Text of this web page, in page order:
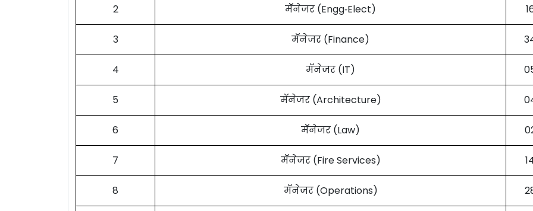
2 मॅनेजर (Engg‐Elect)
3 मॅनेजर (Finance)
4 मॅनेजर (IT)
5 मॅनेजर (Architecture)
6 मॅनेजर (Law)
7 मॅनेजर (Fire Services)
8 मॅनेजर (Operations)